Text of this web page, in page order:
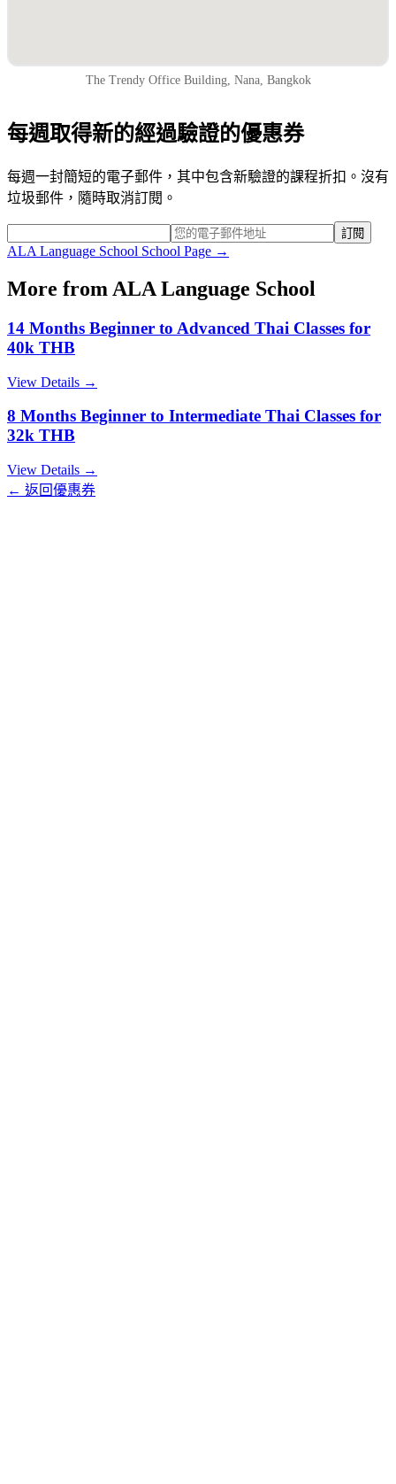
The Trendy Office Building, Nana, Bangkok
每週取得新的經過驗證的優惠券
每週一封簡短的電子郵件，其中包含新驗證的課程折扣。沒有
垃圾郵件，隨時取消訂閱。
訂閱
ALA Language School School Page →
More from ALA Language School
14 Months Beginner to Advanced Thai Classes for
40k THB
View Details →
8 Months Beginner to Intermediate Thai Classes for
32k THB
View Details →
← 返回優惠券